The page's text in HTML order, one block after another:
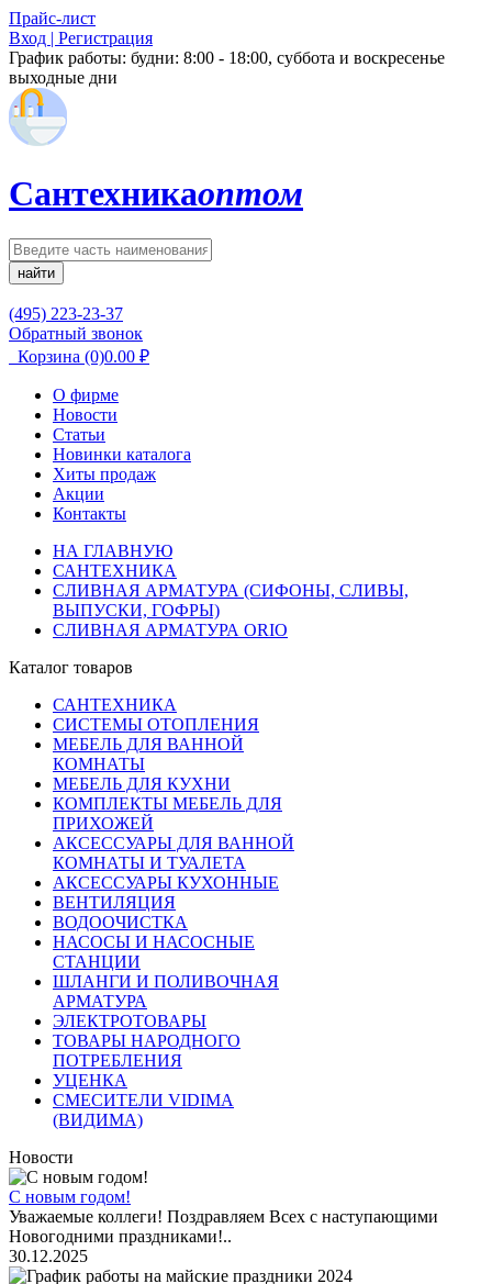
Прайс-лист
Вход | Регистрация
График работы: будни: 8:00 - 18:00, суббота и воскресенье
выходные дни
Сантехникаоптом
найти
(495) 223-23-37
Обратный звонок
Корзина (0)0.00 ₽
О фирме
Новости
Статьи
Новинки каталога
Хиты продаж
Акции
Контакты
НА ГЛАВНУЮ
САНТЕХНИКА
СЛИВНАЯ АРМАТУРА (СИФОНЫ, СЛИВЫ,
ВЫПУСКИ, ГОФРЫ)
СЛИВНАЯ АРМАТУРА ORIO
Каталог товаров
САНТЕХНИКА
СИСТЕМЫ ОТОПЛЕНИЯ
МЕБЕЛЬ ДЛЯ ВАННОЙ
КОМНАТЫ
МЕБЕЛЬ ДЛЯ КУХНИ
КОМПЛЕКТЫ МЕБЕЛЬ ДЛЯ
ПРИХОЖЕЙ
АКСЕССУАРЫ ДЛЯ ВАННОЙ
КОМНАТЫ И ТУАЛЕТА
АКСЕССУАРЫ КУХОННЫЕ
ВЕНТИЛЯЦИЯ
ВОДООЧИСТКА
НАСОСЫ И НАСОСНЫЕ
СТАНЦИИ
ШЛАНГИ И ПОЛИВОЧНАЯ
АРМАТУРА
ЭЛЕКТРОТОВАРЫ
ТОВАРЫ НАРОДНОГО
ПОТРЕБЛЕНИЯ
УЦЕНКА
СМЕСИТЕЛИ VIDIMA
(ВИДИМА)
Новости
С новым годом!
Уважаемые коллеги! Поздравляем Всех с наступающими
Новогодними праздниками!..
30.12.2025